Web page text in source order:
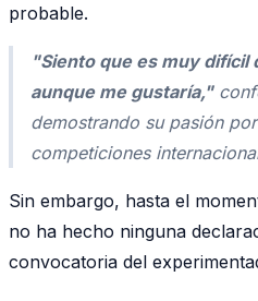
probable.
"Siento que es muy difícil
aunque me gustaría,"
demostrando su pasión
competiciones
Sin embargo, hasta el
no ha hecho ninguna
convocatoria del